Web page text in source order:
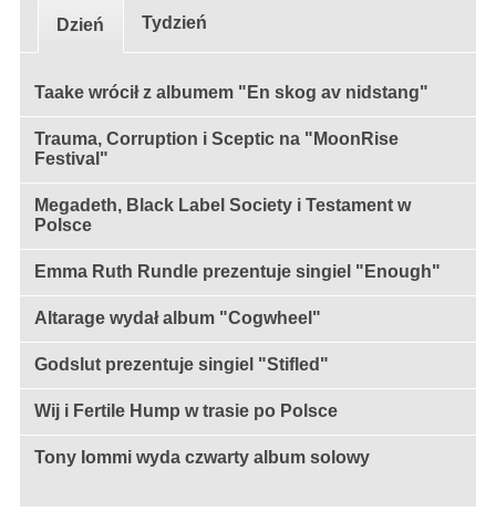
Dzień Tydzień
Taake wrócił z albumem "En skog av nidstang"
Trauma, Corruption i Sceptic na "MoonRise
Festival"
Megadeth, Black Label Society i Testament w
Polsce
Emma Ruth Rundle prezentuje singiel "Enough"
Altarage wydał album "Cogwheel"
Godslut prezentuje singiel "Stifled"
Wij i Fertile Hump w trasie po Polsce
Tony Iommi wyda czwarty album solowy